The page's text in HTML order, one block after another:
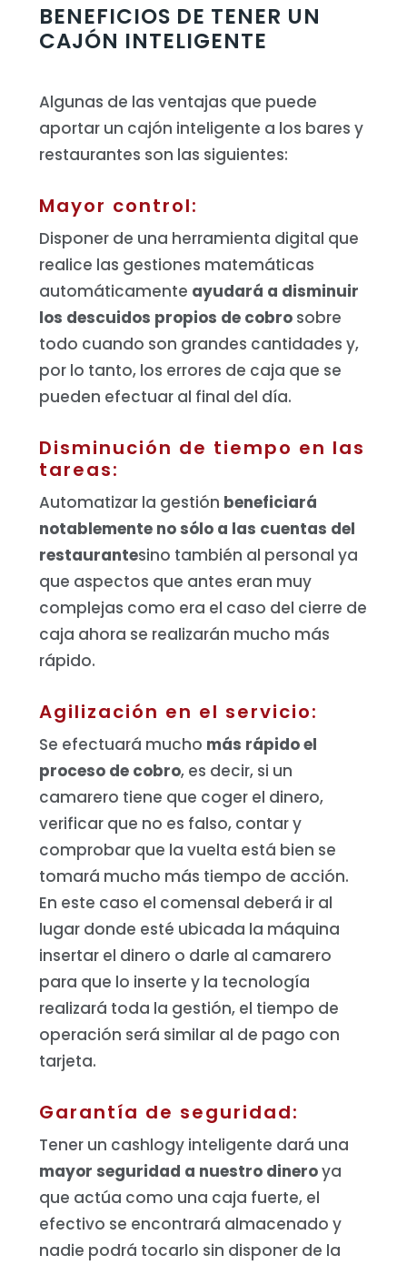
BENEFICIOS DE TENER UN
CAJÓN INTELIGENTE
Algunas de las ventajas que puede
aportar un cajón inteligente a los bares y
restaurantes son las siguientes:
Mayor control:
Disponer de una herramienta digital que
realice las gestiones matemáticas
automáticamente ayudará a disminuir
los descuidos propios de cobro sobre
todo cuando son grandes cantidades y,
por lo tanto, los errores de caja que se
pueden efectuar al final del día.
Disminución de tiempo en las
tareas:
Automatizar la gestión beneficiará
notablemente no sólo a las cuentas del
restaurantesino también al personal ya
que aspectos que antes eran muy
complejas como era el caso del cierre de
caja ahora se realizarán mucho más
rápido.
Agilización en el servicio:
Se efectuará mucho más rápido el
proceso de cobro, es decir, si un
camarero tiene que coger el dinero,
verificar que no es falso, contar y
comprobar que la vuelta está bien se
tomará mucho más tiempo de acción.
En este caso el comensal deberá ir al
lugar donde esté ubicada la máquina
insertar el dinero o darle al camarero
para que lo inserte y la tecnología
realizará toda la gestión, el tiempo de
operación será similar al de pago con
tarjeta.
Garantía de seguridad:
Tener un cashlogy inteligente dará una
mayor seguridad a nuestro dineroya
que actúa como una caja fuerte, el
efectivo se encontrará almacenado y
nadie podrá tocarlo sin disponer de la